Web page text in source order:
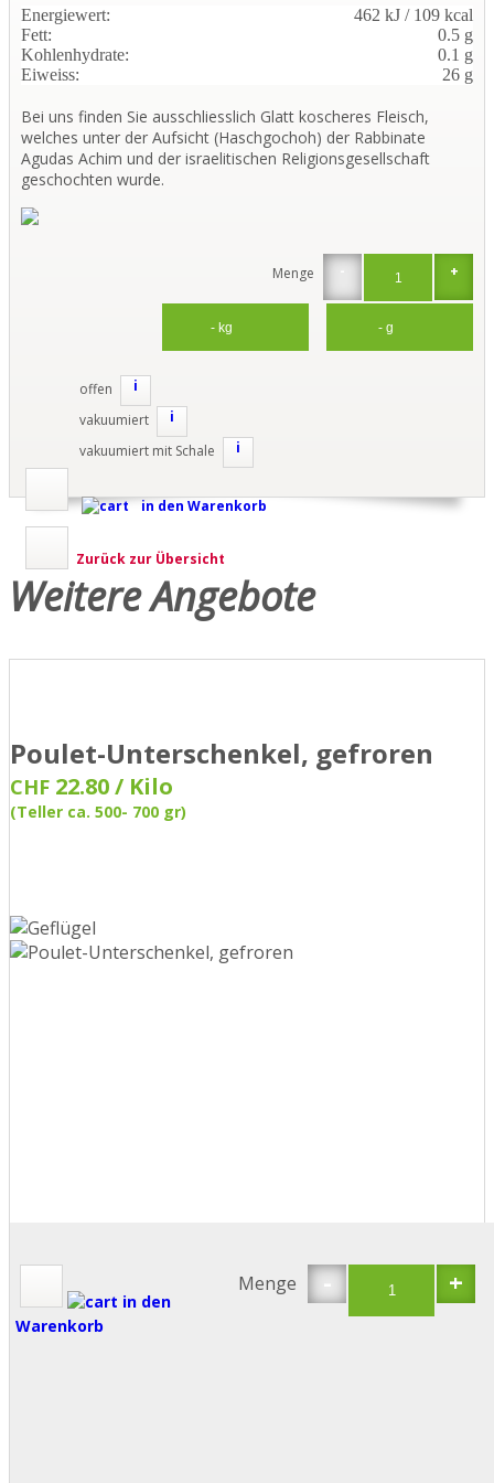
Energiewert:
462 kJ / 109 kcal
Fett:
0.5 g
Kohlenhydrate:
0.1 g
Eiweiss:
26 g
Bei uns finden Sie ausschliesslich Glatt koscheres Fleisch,
welches unter der Aufsicht (Haschgochoh) der Rabbinate
Agudas Achim und der israelitischen Religionsgesellschaft
geschochten wurde.
- +
Menge
offen
i
vakuumiert
i
vakuumiert mit Schale
i
in den Warenkorb
Zurück zur Übersicht
Weitere Angebote
Poulet-Unterschenkel, gefroren
CHF 22.80 / Kilo
(Teller ca. 500- 700 gr)
- +
Menge
in den
Warenkorb